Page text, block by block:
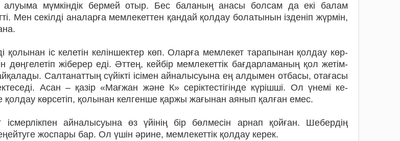
алуыма мүмкіндік бермей отыр. Бес баланың анасы болсам да екі балам
Мен секілді аналарға мемлекеттен қан­дай қолдау болатынын ізденіп жүрмін,
қолынан іс келетін келіншектер көп. Оларға мем­лекет тарапынан қолдау көр­
дөңгелетіп жі­берер еді. Әттең, кейбір мемле­кеттік бағдарламаның қол же­тім­
Сал­танаттың сүйікті ісімен айна­лысуына ең алдымен отбасы, ота­ғасы
Асан – қазір «Мағжан және К» се­рік­тестігінде күрішші. Ол үнемі ке­
қолдау көр­сетіп, қолынан келгенше қаржы жа­ғынан аянып қалған емес.
айналысуына өз үйінің бір бөлмесін арнап қойған. Шебердің
жоспары бар. Ол үшін әрине, мемлекеттік қолдау керек.